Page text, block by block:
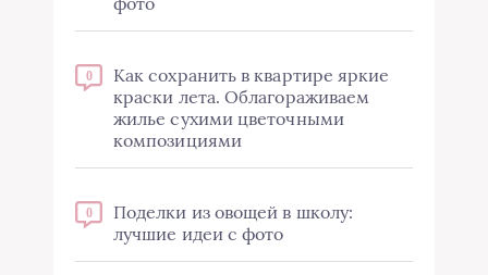
0
Как сохранить в квартире яркие
краски лета. Облагораживаем
жилье сухими цветочными
композициями
0
Поделки из овощей в школу:
лучшие идеи с фото